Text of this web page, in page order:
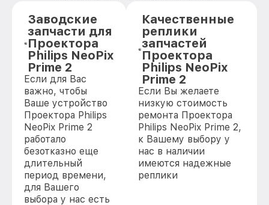
Заводские
запчасти для
Проектора
Philips NeoPix
Prime 2
Если для Вас
важно, чтобы
Ваше устройство
Проектора Philips
NeoPix Prime 2
работало
безотказно еще
длительный
период времени,
для Вашего
выбора у нас есть
Качественные
реплики
запчастей
Проектора
Philips NeoPix
Prime 2
Если Вы желаете
низкую стоимость
ремонта Проектора
Philips NeoPix Prime 2,
к Вашему выбору у
нас в наличии
имеются надежные
реплики